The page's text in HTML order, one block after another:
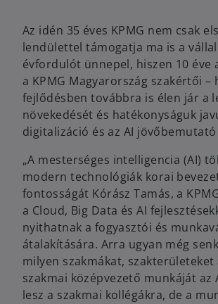
t
a
b
t
a
b
Az idén 35 éves KPMG nem csak
lendülettel támogatja ma is a
évfordulót ünnepel, hiszen 10
a KPMG Magyarország szakértői
fejlődésben továbbra is élen jár a
növekedését és hatékonyságuk
digitalizáció és az AI
„A mesterséges intelligencia (AI)
modern technológiák korai
fontosságát Kórász Tamás, a
a Cloud, Big Data és AI
nyithatnak a fogyasztói és
átalakítására. Arra ugyan még
milyen szakmákat,
szakmai középvezető munkáját
lesz a szakmai kollégákra, de a